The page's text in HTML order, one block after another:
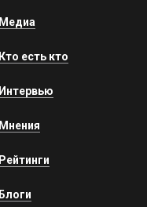
Медиа
Кто есть кто
Интервью
Мнения
Рейтинги
Блоги